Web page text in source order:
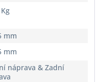
mm
mm
náprava & Zadní